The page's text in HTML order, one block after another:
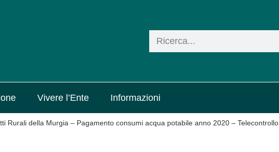
Vivere l’Ente Informazioni
Rurali della Murgia – Pagamento consumi acqua potabile anno 2020 – Telecontrollo